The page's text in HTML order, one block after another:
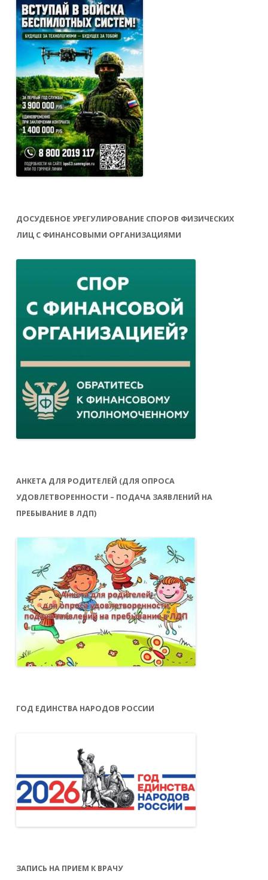
ДОСУДЕБНОЕ УРЕГУЛИРОВАНИЕ СПОРОВ ФИЗИЧЕСКИХ
ЛИЦ С ФИНАНСОВЫМИ ОРГАНИЗАЦИЯМИ
АНКЕТА ДЛЯ РОДИТЕЛЕЙ (ДЛЯ ОПРОСА
УДОВЛЕТВОРЕННОСТИ – ПОДАЧА ЗАЯВЛЕНИЙ НА
ПРЕБЫВАНИЕ В ЛДП)
ГОД ЕДИНСТВА НАРОДОВ РОССИИ
ЗАПИСЬ НА ПРИЕМ К ВРАЧУ